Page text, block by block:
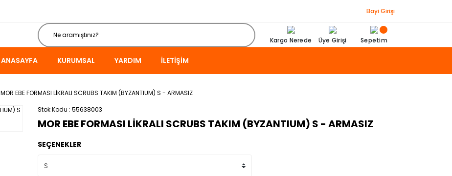
Bayi Girişi
Kargo Nerede Üye Girişi Sepetim
ANASAYFA KURUMSAL YARDIM İLETIŞIM
MOR EBE FORMASI LİKRALI SCRUBS TAKIM (BYZANTIUM) S - ARMASIZ
Stok Kodu 55638003
MOR EBE FORMASI LİKRALI SCRUBS TAKIM (BYZANTIUM) S - ARMASIZ
SEÇENEKLER